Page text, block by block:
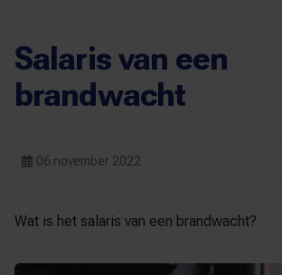
Salaris van een
brandwacht
06 november 2022
Wat is het salaris van een brandwacht?